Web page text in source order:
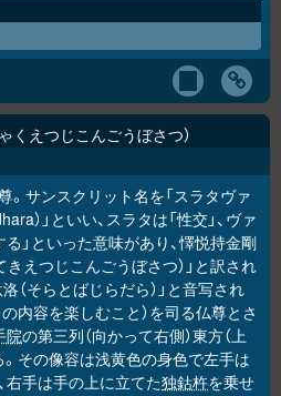
くえつじこんごうぼさつ
。サンスクリット名を「スラタヴァ
）」といい、スラタは「性交」、ヴァ
」といった意味があり、懌悦持金剛
きえつじこんごうぼさつ）」と訳され
（そらとばじらだら）」と音写され
内容を楽しむこと）を司る仏尊とさ
院の第三列（向かって右側）東方（上
。その像容は浅黄色の身色で左手は
右手は手の上に立てた独鈷杵を乗せ